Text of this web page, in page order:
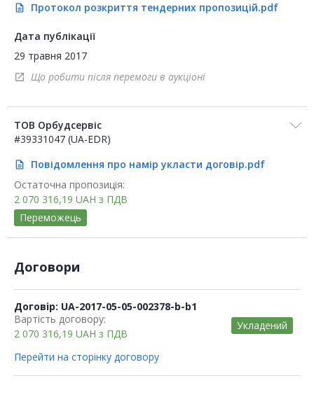
description Протокол розкриття тендерних пропозицій.pdf
Дата публікації
29 травня 2017
open_in_new Що робити після перемоги в аукціоні
ТОВ Орбудсервіс
#39331047 (UA-EDR)
description
Повідомлення про намір укласти договір.pdf
Остаточна пропозиція:
2 070 316,19 UAH з ПДВ
Переможець
Договори
Договір: UA-2017-05-05-002378-b-b1
Вартість договору:
2 070 316,19 UAH з ПДВ
Укладений
Перейти на сторінку договору